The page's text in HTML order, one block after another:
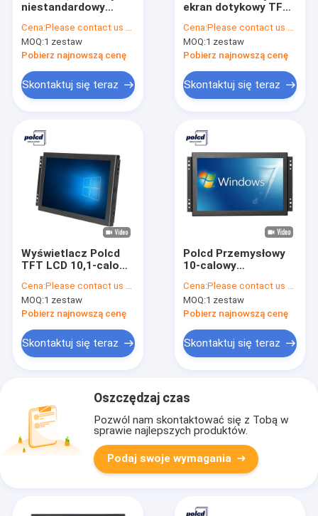
niestandardowy
Monitor VGA z
otwartą ramą do
zastosowań
Cena:Please contact us for latest price
MOQ:1 zestaw
Pobierz najnowszą cenę
Skontaktuj się teraz
ekran dotykowy TFT
LED Przemysłowy
monitor LCD Open
Frame
Cena:Please contact us for latest price
MOQ:1 zestaw
Pobierz najnowszą cenę
Skontaktuj się teraz
Wyświetlacz Polcd
TFT LCD 10,1-calowy
monitor dotykowy o
wysokiej jasności
IP65 Czarny
Cena:Please contact us for latest price
MOQ:1 zestaw
Pobierz najnowszą cenę
Skontaktuj się teraz
Polcd Przemysłowy
10-calowy
monitor dotykowy
Komputer VGA
Wyświetlacz LCD
Cena:Please contact us for latest price
MOQ:1 zestaw
Pobierz najnowszą cenę
Skontaktuj się teraz
Oszczędzaj czas
Pozwól nam skontaktować się z Tobą w
sprawie najlepszych produktów.
Podaj swoje wymagania